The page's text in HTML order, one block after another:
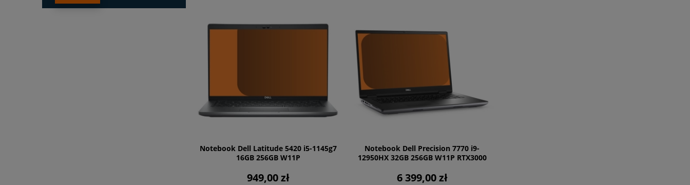
Notebook Dell Latitude 5420 i5-1145g7
16GB 256GB W11P
949,00 zł
Notebook Dell Precision 7770 i9-
12950HX 32GB 256GB W11P RTX3000
6 399,00 zł